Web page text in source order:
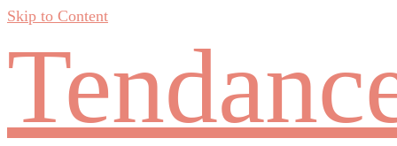
Skip to Content